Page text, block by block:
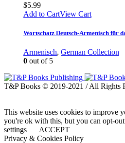
$5.99
Add to CartView Cart
Wortschatz Deutsch-Armenisch für
Armenisch, German Collection
0 out of 5
T&P Books © 2019-2021 / All Rights
This website uses cookies to improve
you're ok with this, but you can opt-
settings
ACCEPT
Privacy & Cookies Policy